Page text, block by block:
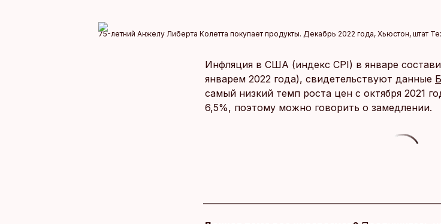
75-летний Анжелу Либерта Колетта покупает продукты. Декабрь 2022 года, Хьюстон, штат
Инфляция в США (индекс CPI) в январе
январем 2022 года), свидетельствуют данные
самый низкий темп роста цен с октября 2021
6,5%, поэтому можно говорить о замедлении.